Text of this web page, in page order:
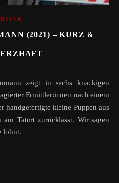
(2021) – KURZ &
Ermittler:innen nach einem
handgefertigte kleine Puppen aus
am Tatort zurücklässt. Wir sagen
lohnt.